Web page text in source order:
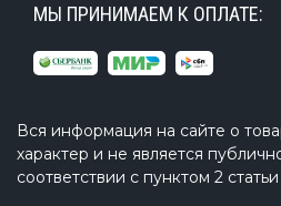
МЫ ПРИНИМАЕМ К ОПЛАТЕ:
Вся информация на сайте о
характер и не является
соответствии с пунктом 2